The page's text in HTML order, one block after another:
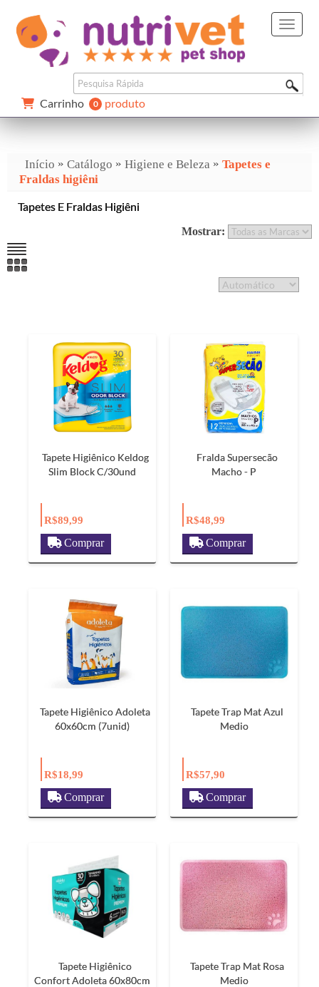
Carrinho 0 produto
Início » Catálogo » Higiene e Beleza » Tapetes e
Fraldas higiêni
Tapetes E Fraldas Higiêni
Mostrar:
Tapete Higiênico Keldog
Slim Block C/30und
R$89,99
Comprar
Fralda Supersecão
Macho - P
R$48,99
Comprar
Tapete Higiênico Adoleta
60x60cm (7unid)
R$18,99
Comprar
Tapete Trap Mat Azul
Medio
R$57,90
Comprar
Tapete Higiênico
Confort Adoleta 60x80cm
Tapete Trap Mat Rosa
Medio